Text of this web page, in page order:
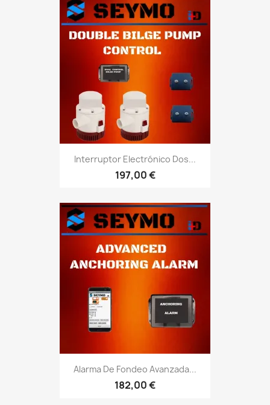
Interruptor Electrónico Dos...
197,00 €
Alarma De Fondeo Avanzada...
182,00 €